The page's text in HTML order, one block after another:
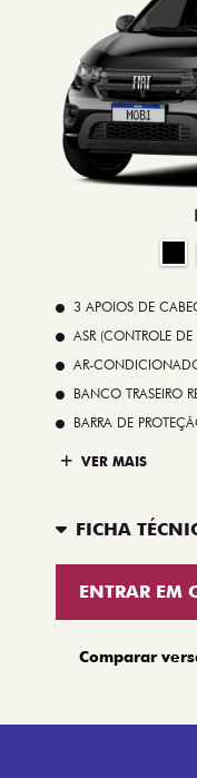
3 APOIOS DE
ASR (CONTROLE
AR-
BANCO TRASEIRO
BARRA DE
VER MAIS
FICHA
ENTRAR EM
Comparar